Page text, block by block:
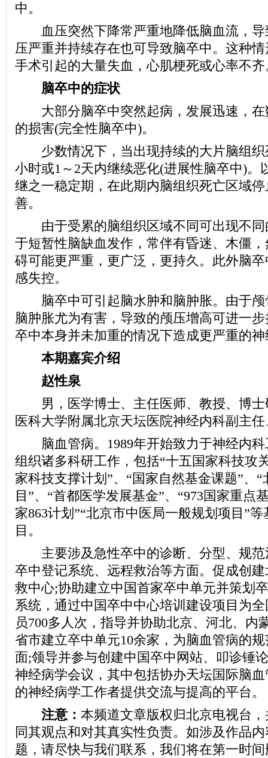
中。
血压突然下降常严重地降低脑血流，导
压严重并持续存在也可导致脑卒中。这种
手术引起的大量失血，心肌梗死或心率不齐
脑卒中的症状
大部分脑卒中突然起病，发展迅速，在
的损害(完全性脑卒中)。
少数情况下，当出现持续的大片脑组织
小时或1～2天内继续恶化(进展性脑卒中)。
继之一稳定期，在此期内脑组织死亡区域
善。
由于受累的脑组织区域不同可出现不同
于短暂性脑缺血发作，常伴有昏迷、木僵
碍可能更严重，更广泛，更持久。此外脑
感失控。
脑卒中可引起脑水肿和脑肿胀。由于颅
脑肿胀尤为有害，导致的颅压增高可进一
卒中本身并未加重的情况下造成更严重的
本期嘉宾介绍
赵性泉
男，医学博士、主任医师、教授、博士
医科大学附属北京天坛医院神经内科副主
脑血管病。1989年开始致力于神经内科
组织诸多科研工作，包括“十五国家科技攻
家科技支撑计划”、“国家自然基金课题”、
目”、“首都医学发展基金”、“973国家重点
家863计划”“北京市中医局一般规划项目”
目。
主要涉及急性卒中的诊断、分型、规范
卒中登记系统、远程救治等方面。促成创
救中心;协助建立中国首家卒中单元并策划
系统，通过中国卒中中心培训建设项目为
员700多人次，指导并协助北京、河北、内
省市建立卒中单元10余家，为脑血管病的
面;领导并参与创建中国卒中网站、叩诊锤
神经病学会议，其中包括协办天坛国际脑
的神经病学工作者提供交流与提高的平台。
注意： 本频道文章版权归北京电视台
同其观点和对其真实性负责。如涉及作品
题，请尽快与我们联系，我们将在第一时